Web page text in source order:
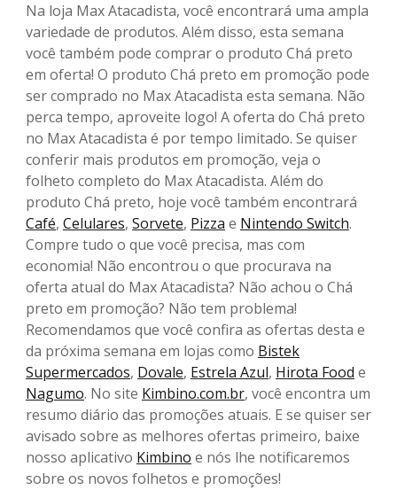
Na loja Max Atacadista, você encontrará uma ampla
variedade de produtos. Além disso, esta semana
você também pode comprar o produto Chá preto
em oferta! O produto Chá preto em promoção pode
ser comprado no Max Atacadista esta semana. Não
perca tempo, aproveite logo! A oferta do Chá preto
no Max Atacadista é por tempo limitado. Se quiser
conferir mais produtos em promoção, veja o
folheto completo do Max Atacadista. Além do
produto Chá preto, hoje você também encontrará
Café, Celulares, Sorvete, Pizza e Nintendo Switch.
Compre tudo o que você precisa, mas com
economia! Não encontrou o que procurava na
oferta atual do Max Atacadista? Não achou o Chá
preto em promoção? Não tem problema!
Recomendamos que você confira as ofertas desta e
da próxima semana em lojas como Bistek
Supermercados, Dovale, Estrela Azul, Hirota Food e
Nagumo. No site Kimbino.com.br, você encontra um
resumo diário das promoções atuais. E se quiser ser
avisado sobre as melhores ofertas primeiro, baixe
nosso aplicativo Kimbino e nós lhe notificaremos
sobre os novos folhetos e promoções!